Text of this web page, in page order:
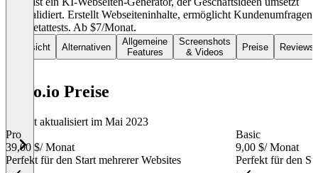
und validiert. Erstellt Webseiteninhalte, ermöglicht Kundenumfragen
und Betattests. Ab $7/Monat.
Übersicht Alternativen
Allgemeine
Features
Screenshots
& Videos
Preise Reviews
mixo.io Preise
Zuletzt aktualisiert im Mai 2023
Pro
39,00 $/ Monat
Perfekt für den Start mehrerer Websites
Basic
9,00 $/ Monat
Perfekt für den